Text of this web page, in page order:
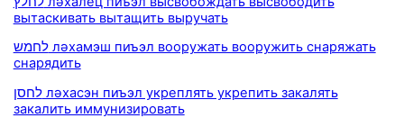
вытаскивать вытащить выручать
לחמש ләхамэш пиъэл вооружать вооружить снаряжать
снарядить
לחסן ләхасэн пиъэл укреплять укрепить закалять
закалить иммунизировать